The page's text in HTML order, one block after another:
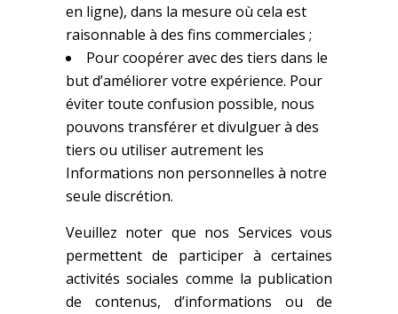
en ligne), dans la mesure où cela est
raisonnable à des fins commerciales ;
Pour coopérer avec des tiers dans le
but d’améliorer votre expérience. Pour
éviter toute confusion possible, nous
pouvons transférer et divulguer à des
tiers ou utiliser autrement les
Informations non personnelles à notre
seule discrétion.
Veuillez noter que nos Services vous
permettent de participer à certaines
activités sociales comme la publication
de contenus, d’informations ou de